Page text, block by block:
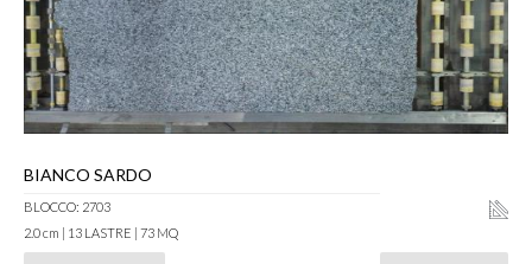
BIANCO SARDO
BLOCCO: 2703
2.0 cm | 13 LASTRE | 73 MQ